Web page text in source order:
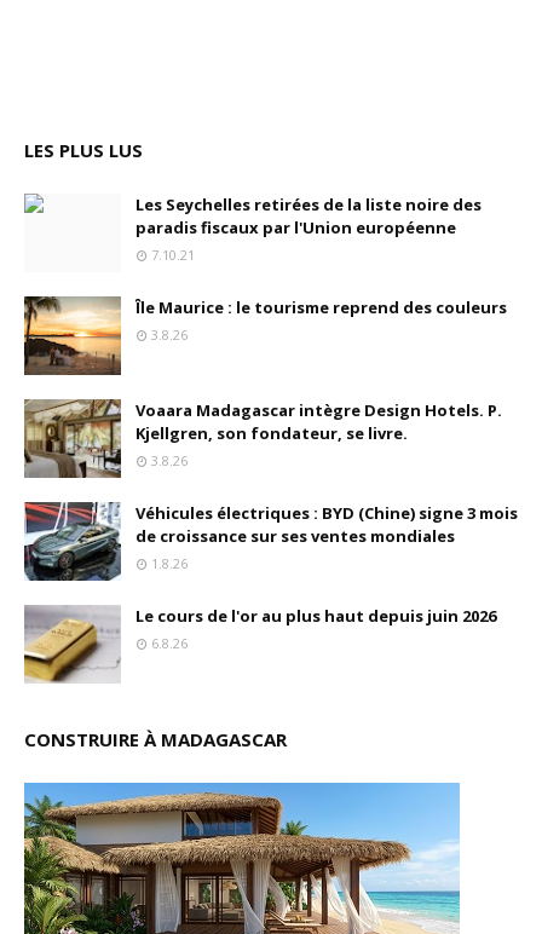
LES PLUS LUS
Les Seychelles retirées de la liste noire des
paradis fiscaux par l'Union européenne
7.10.21
Île Maurice : le tourisme reprend des couleurs
3.8.26
Voaara Madagascar intègre Design Hotels. P.
Kjellgren, son fondateur, se livre.
3.8.26
Véhicules électriques : BYD (Chine) signe 3 mois
de croissance sur ses ventes mondiales
1.8.26
Le cours de l'or au plus haut depuis juin 2026
6.8.26
CONSTRUIRE À MADAGASCAR